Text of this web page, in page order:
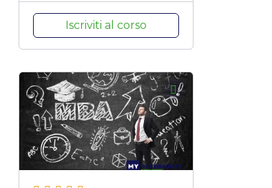
Iscriviti al corso